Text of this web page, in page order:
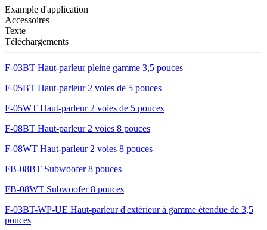
Example d'application
Accessoires
Texte
Téléchargements
F-03BT Haut-parleur pleine gamme 3,5 pouces
F-05BT Haut-parleur 2 voies de 5 pouces
F-05WT Haut-parleur 2 voies de 5 pouces
F-08BT Haut-parleur 2 voies 8 pouces
F-08WT Haut-parleur 2 voies 8 pouces
FB-08BT Subwoofer 8 pouces
FB-08WT Subwoofer 8 pouces
F-03BT-WP-UE Haut-parleur d'extérieur à gamme étendue de 3,5
pouces